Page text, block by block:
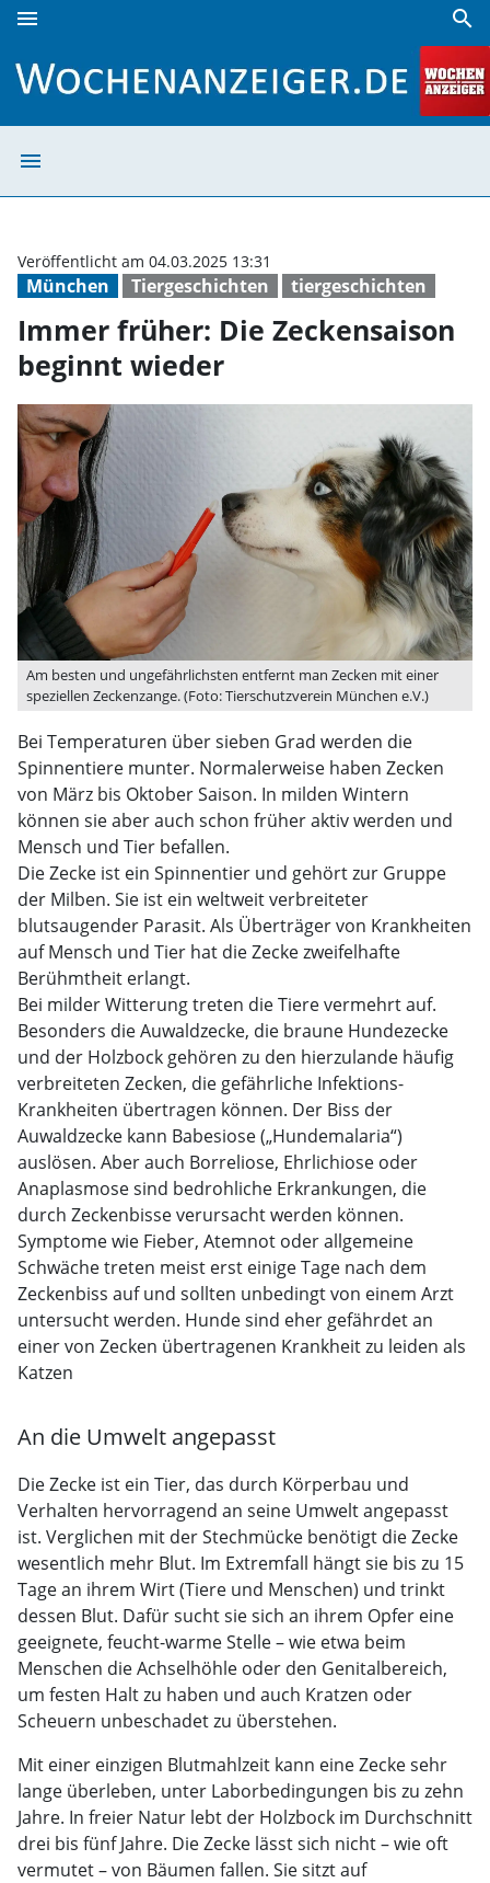
menu search
menu
München Tiergeschichten tiergeschichten
Veröffentlicht am 04.03.2025 13:31
Immer früher: Die Zeckensaison
beginnt wieder
Am besten und ungefährlichsten entfernt man Zecken mit einer
speziellen Zeckenzange. (Foto: Tierschutzverein München e.V.)
Bei Temperaturen über sieben Grad werden die
Spinnentiere munter. Normalerweise haben Zecken
von März bis Oktober Saison. In milden Wintern
können sie aber auch schon früher aktiv werden und
Mensch und Tier befallen.
Die Zecke ist ein Spinnentier und gehört zur Gruppe
der Milben. Sie ist ein weltweit verbreiteter
blutsaugender Parasit. Als Überträger von Krankheiten
auf Mensch und Tier hat die Zecke zweifelhafte
Berühmtheit erlangt.
Bei milder Witterung treten die Tiere vermehrt auf.
Besonders die Auwaldzecke, die braune Hundezecke
und der Holzbock gehören zu den hierzulande häufig
verbreiteten Zecken, die gefährliche Infek­tions-
Krankheiten übertragen können. Der Biss der
Auwaldzecke kann Babesiose („Hundemalaria“)
auslösen. Aber auch Borreliose, Ehrlichiose oder
Anaplasmose sind bedrohliche Erkrankungen, die
durch Zeckenbisse verursacht werden können.
Symptome wie Fieber, Atemnot oder allgemeine
Schwäche treten meist erst einige Tage nach dem
Zeckenbiss auf und sollten unbedingt von einem Arzt
untersucht werden. Hunde sind eher gefährdet an
einer von Zecken übertragenen Krankheit zu leiden als
Katzen
An die Umwelt angepasst
Die Zecke ist ein Tier, das durch Körperbau und
Verhalten hervorragend an seine Umwelt angepasst
ist. Verglichen mit der Stechmücke benötigt die Zecke
wesentlich mehr Blut. Im Extremfall hängt sie bis zu 15
Tage an ihrem Wirt (Tiere und Menschen) und trinkt
dessen Blut. Dafür sucht sie sich an ihrem Opfer eine
geeignete, feucht-warme Stelle – wie etwa beim
Menschen die Achselhöhle oder den Genitalbereich,
um festen Halt zu haben und auch Kratzen oder
Scheuern unbeschadet zu überstehen.
Mit einer einzigen Blutmahlzeit kann eine Zecke sehr
lange überleben, unter Laborbedingungen bis zu zehn
Jahre. In freier Natur lebt der Holzbock im Durchschnitt
drei bis fünf Jahre. Die Zecke lässt sich nicht – wie oft
vermutet – von Bäumen fallen. Sie sitzt auf